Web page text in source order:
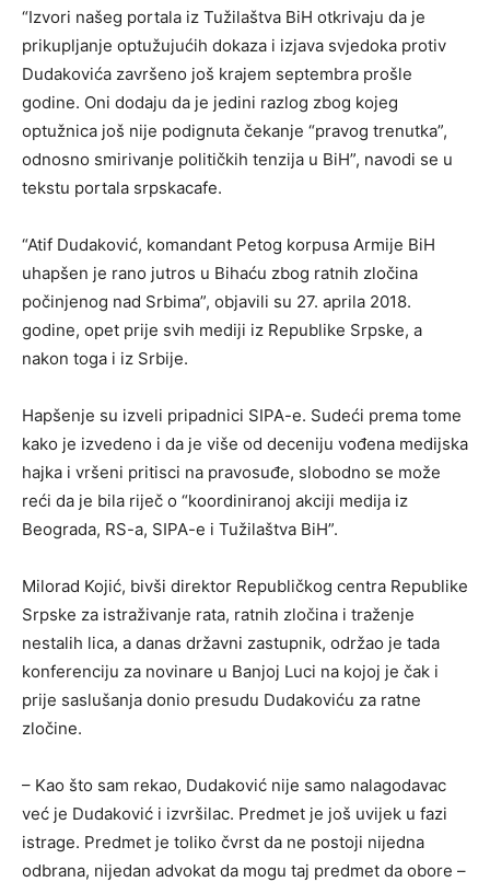
“Izvori našeg portala iz Tužilaštva BiH otkrivaju da je
prikupljanje optužujućih dokaza i izjava svjedoka protiv
Dudakovića završeno još krajem septembra prošle
godine. Oni dodaju da je jedini razlog zbog kojeg
optužnica još nije podignuta čekanje “pravog trenutka”,
odnosno smirivanje političkih tenzija u BiH”, navodi se u
tekstu portala srpskacafe.
“Atif Dudaković, komandant Petog korpusa Armije BiH
uhapšen je rano jutros u Bihaću zbog ratnih zločina
počinjenog nad Srbima”, objavili su 27. aprila 2018.
godine, opet prije svih mediji iz Republike Srpske, a
nakon toga i iz Srbije.
Hapšenje su izveli pripadnici SIPA-e. Sudeći prema tome
kako je izvedeno i da je više od deceniju vođena medijska
hajka i vršeni pritisci na pravosuđe, slobodno se može
reći da je bila riječ o “koordiniranoj akciji medija iz
Beograda, RS-a, SIPA-e i Tužilaštva BiH”.
Milorad Kojić, bivši direktor Republičkog centra Republike
Srpske za istraživanje rata, ratnih zločina i traženje
nestalih lica, a danas državni zastupnik, održao je tada
konferenciju za novinare u Banjoj Luci na kojoj je čak i
prije saslušanja donio presudu Dudakoviću za ratne
zločine.
– Kao što sam rekao, Dudaković nije samo nalagodavac
već je Dudaković i izvršilac. Predmet je još uvijek u fazi
istrage. Predmet je toliko čvrst da ne postoji nijedna
odbrana, nijedan advokat da mogu taj predmet da obore –